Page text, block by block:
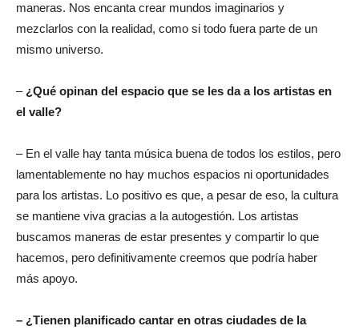
maneras. Nos encanta crear mundos imaginarios y
mezclarlos con la realidad, como si todo fuera parte de un
mismo universo.
– ¿Qué opinan del espacio que se les da a los artistas en
el valle?
– En el valle hay tanta música buena de todos los estilos, pero
lamentablemente no hay muchos espacios ni oportunidades
para los artistas. Lo positivo es que, a pesar de eso, la cultura
se mantiene viva gracias a la autogestión. Los artistas
buscamos maneras de estar presentes y compartir lo que
hacemos, pero definitivamente creemos que podría haber
más apoyo.
– ¿Tienen planificado cantar en otras ciudades de la